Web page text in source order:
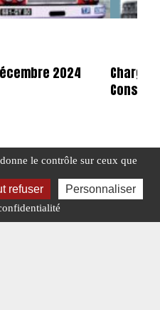
2024
Charge
#N° 382
GIBAULT
le contrôle sur ceux que
refuser Personnaliser